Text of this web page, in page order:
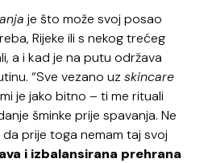
je što može svoj posao
Rijeke ili s nekog trećeg
a i kad je na putu održava
“Sve vezano uzskincare
je jako bitno – ti me rituali
šminke prije spavanja. Ne
prije toga nemam taj svoj
i izbalansirana prehrana